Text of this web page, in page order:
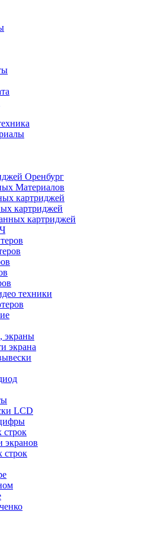
Оренбург
Материалов
картриджей
картриджей
картриджей
техники
экраны
экрана
LCD
строк
экранов
строк